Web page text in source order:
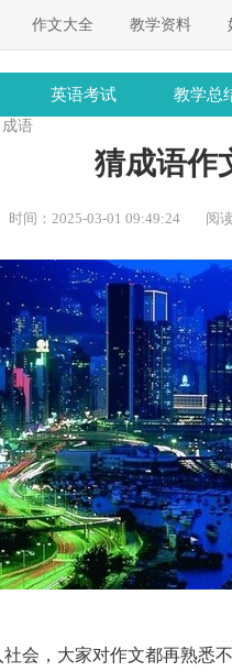
作文大全 教学资料
英语考试 教学总
成语
猜成语作
时间：2025-03-01 09:49:24 阅
会，大家对作文都再熟悉